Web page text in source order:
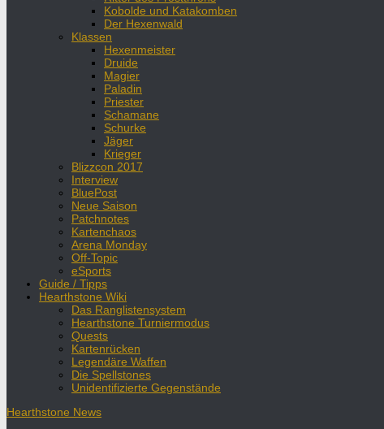
Kobolde und Katakomben
Der Hexenwald
Klassen
Hexenmeister
Druide
Magier
Paladin
Priester
Schamane
Schurke
Jäger
Krieger
Blizzcon 2017
Interview
BluePost
Neue Saison
Patchnotes
Kartenchaos
Arena Monday
Off-Topic
eSports
Guide / Tipps
Hearthstone Wiki
Das Ranglistensystem
Hearthstone Turniermodus
Quests
Kartenrücken
Legendäre Waffen
Die Spellstones
Unidentifizierte Gegenstände
Hearthstone News